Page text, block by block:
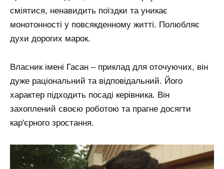
сміятися, ненавидить поїздки та уникає
монотонності у повсякденному житті. Полюбляє
духи дорогих марок.
Власник імені Гасан – приклад для оточуючих, він
дуже раціональний та відповідальний. Його
характер підходить посаді керівника. Він
захоплений своєю роботою та прагне досягти
кар'єрного зростання.